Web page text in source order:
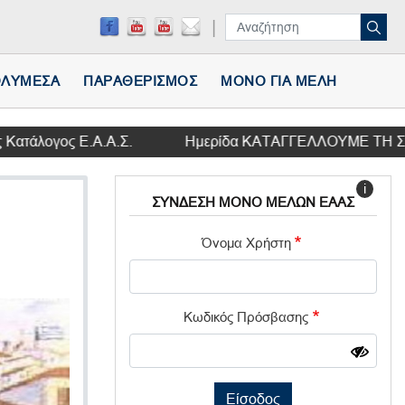
ΠΑΡΑΘΕΡΙΣΜΟΣ ΜΟΝΟ ΓΙΑ ΜΕΛΗ
Ε.Α.Α.Σ. Ημερίδα ΚΑΤΑΓΓΕΛΛΟΥΜΕ ΤΗ
i
ΣΥΝΔΕΣΗ ΜΟΝΟ ΜΕΛΩΝ ΕΑΑΣ
Όνομα Χρήστη
Κωδικός Πρόσβασης
Είσοδος